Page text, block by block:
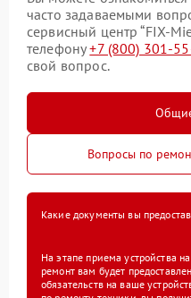
часто задаваемыми
сервисный центр “FIX-
телефону+7 (800) 301-
свой вопрос.
Вопросы по
Какие документы вы
На этапе приема устройства
ремонт вам будет
обязательств на ваше